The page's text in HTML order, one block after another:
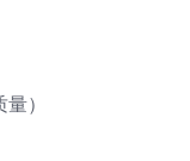
）